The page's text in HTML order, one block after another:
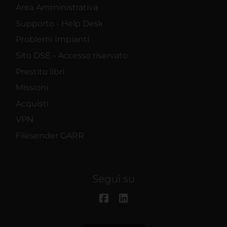
Area Amministrativa
Supporto - Help Desk
Problemi Impianti
Sito DSE - Accesso riservato
Prestito libri
Missioni
Acquisti
VPN
Filesender GARR
Segui su